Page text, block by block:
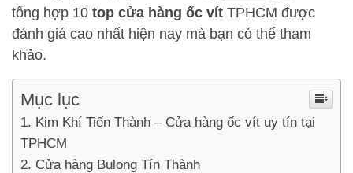
tổng hợp 10 top cửa hàng ốc vít TPHCM được
đánh giá cao nhất hiện nay mà bạn có thể tham
khảo.
Mục lục
Kim Khí Tiến Thành – Cửa hàng ốc vít uy tín tại
TPHCM
Cửa hàng Bulong Tín Thành